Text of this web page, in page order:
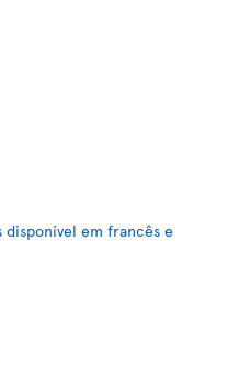
disponível em francês e